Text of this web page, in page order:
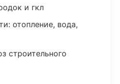
и гкл
отопление, вода,
строительного